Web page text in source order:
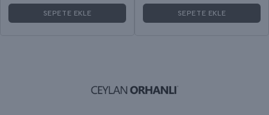
SEPETE EKLE SEPETE EKLE